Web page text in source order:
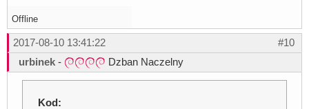
Makefile:101: recipe for target 'vmmon.ko' failed
make: *** [vmmon.ko] Error 2
make: Leaving directory '/tmp/vmware-config2/vmmon-only'
Unable to build the vmmon module.
For more information on how to troubleshoot module-
"http://www.vmware.com/go/unsup-linux-tools".
Offline
#10
2017-08-10 13:41:22
urbinek - Dzban Naczelny
Kod: